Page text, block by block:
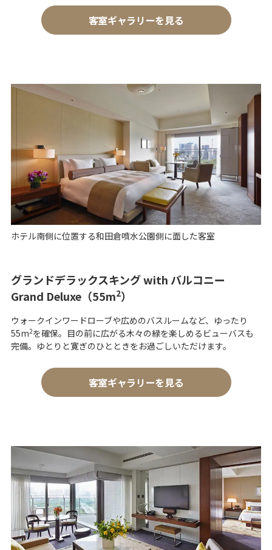
客室ギャラリーを見る
ホテル南側に位置する和田倉噴水公園側に面した客室
グランドデラックスキング with バルコニー
Grand Deluxe（55m2）
ウォークインワードローブや広めのバスルームなど、ゆったり
55m2を確保。目の前に広がる木々の緑を楽しめるビューバスも
完備。ゆとりと寛ぎのひとときをお過ごしいただけます。
客室ギャラリーを見る